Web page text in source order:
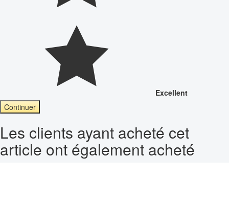
Excellent
Continuer
Les clients ayant acheté cet
article ont également acheté